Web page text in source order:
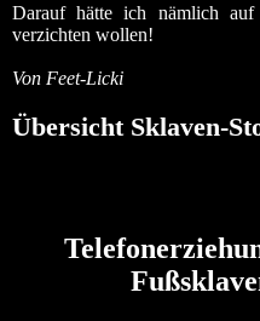
Darauf hätte ich nämlich
verzichten wollen!
Von Feet-Licki
Übersicht Sklaven-